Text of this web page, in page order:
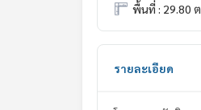
พื้นที่ : 29.80 ต
รายละเอียด